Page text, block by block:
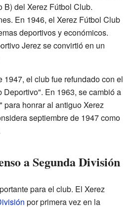
del Xerez Fútbol Club.
En 1946, el Xerez Fútbol Club
deportivos y económicos.
Jerez se convirtió en un
1947, el club fue refundado con el
Deportivo". En 1963, se cambió a
para honrar al antiguo Xerez
septiembre de 1947 como
a Segunda División
para el club. El Xerez
por primera vez en la